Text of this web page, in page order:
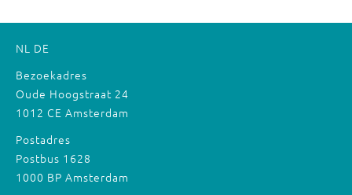
NL DE
Bezoekadres
Oude Hoogstraat 24
1012 CE Amsterdam
Postadres
Postbus 1628
1000 BP Amsterdam